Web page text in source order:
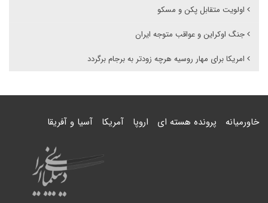
اولویت متقابل پکن و مسکو
جنگ اوکراین و عواقب متوجه ایران
امریکا برای مهار روسیه هرچه زودتر به برجام برگردد
خاورمیانه پرونده هسته ای اروپا آمریکا آسیا و آفریقا